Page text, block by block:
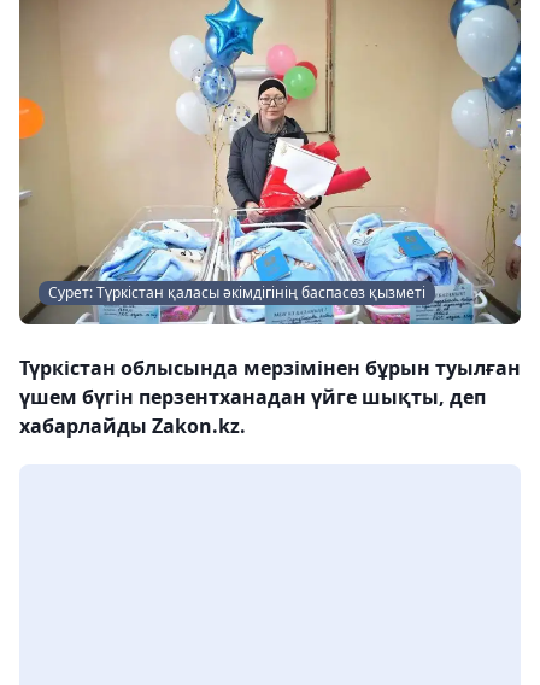
Сурет: Түркістан қаласы әкімдігінің баспасөз қызметі
Түркістан облысында мерзімінен бұрын туылған
үшем бүгін перзентханадан үйге шықты, деп
хабарлайды Zakon.kz.